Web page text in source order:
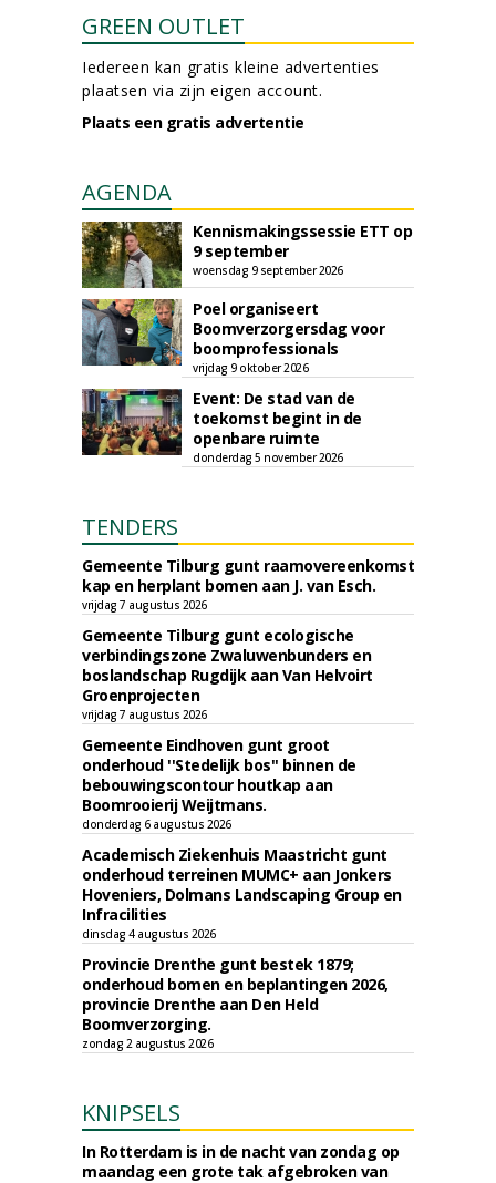
GREEN OUTLET
Iedereen kan gratis kleine advertenties
plaatsen via zijn eigen account.
Plaats een gratis advertentie
AGENDA
Kennismakingssessie ETT op
9 september
woensdag 9 september 2026
Poel organiseert
Boomverzorgersdag voor
boomprofessionals
vrijdag 9 oktober 2026
Event: De stad van de
toekomst begint in de
openbare ruimte
donderdag 5 november 2026
TENDERS
Gemeente Tilburg gunt raamovereenkomst
kap en herplant bomen aan J. van Esch.
vrijdag 7 augustus 2026
Gemeente Tilburg gunt ecologische
verbindingszone Zwaluwenbunders en
boslandschap Rugdijk aan Van Helvoirt
Groenprojecten
vrijdag 7 augustus 2026
Gemeente Eindhoven gunt groot
onderhoud ''Stedelijk bos'' binnen de
bebouwingscontour houtkap aan
Boomrooierij Weijtmans.
donderdag 6 augustus 2026
Academisch Ziekenhuis Maastricht gunt
onderhoud terreinen MUMC+ aan Jonkers
Hoveniers, Dolmans Landscaping Group en
Infracilities
dinsdag 4 augustus 2026
Provincie Drenthe gunt bestek 1879;
onderhoud bomen en beplantingen 2026,
provincie Drenthe aan Den Held
Boomverzorging.
zondag 2 augustus 2026
KNIPSELS
In Rotterdam is in de nacht van zondag op
maandag een grote tak afgebroken van